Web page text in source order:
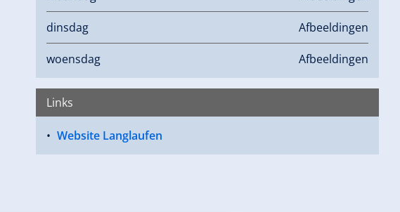
dinsdag Afbeeldingen
woensdag Afbeeldingen
Links
Website Langlaufen